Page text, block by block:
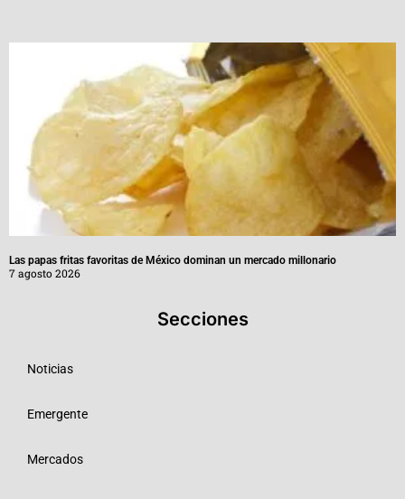
Las papas fritas favoritas de México dominan un mercado millonario
7 agosto 2026
Secciones
Noticias
Emergente
Mercados